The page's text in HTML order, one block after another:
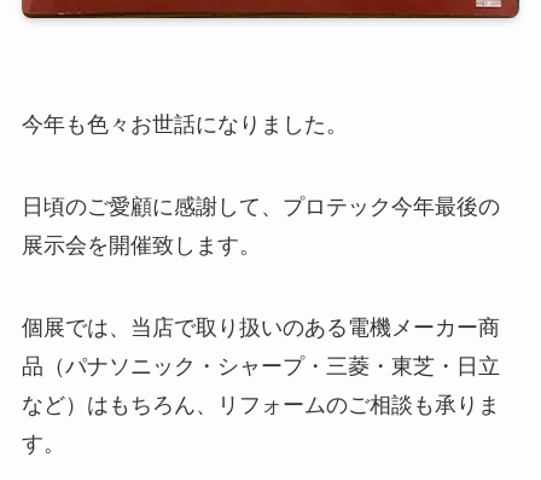
今年も色々お世話になりました。
日頃のご愛顧に感謝して、プロテック今年最後の
展示会を開催致します。
個展では、当店で取り扱いのある電機メーカー商
品（パナソニック・シャープ・三菱・東芝・日立
など）はもちろん、リフォームのご相談も承りま
す。